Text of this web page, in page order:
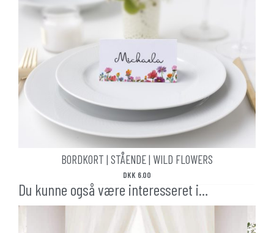
BORDKORT | STÅENDE | WILD FLOWERS
DKK 6.00
Du kunne også være interesseret i…